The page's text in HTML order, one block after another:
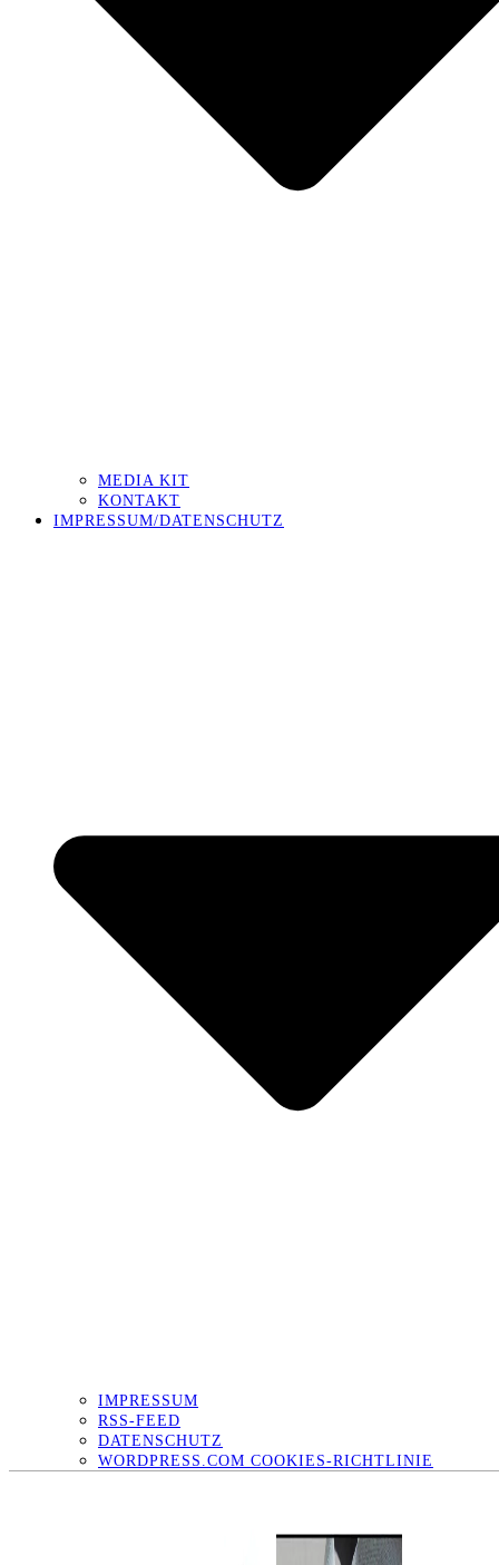
MEDIA KIT
KONTAKT
IMPRESSUM/DATENSCHUTZ
IMPRESSUM
RSS-FEED
DATENSCHUTZ
WORDPRESS.COM COOKIES-RICHTLINIE